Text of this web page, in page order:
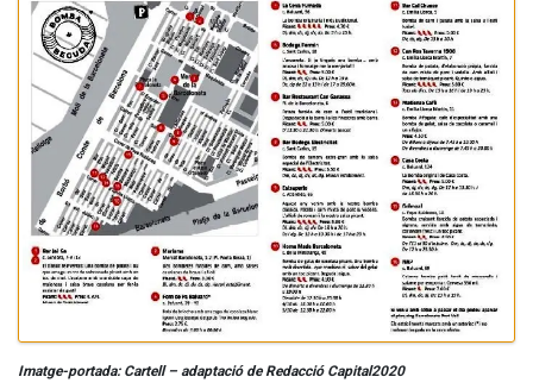
Imatge-portada: Cartell – adaptació de Redacció Capital2020